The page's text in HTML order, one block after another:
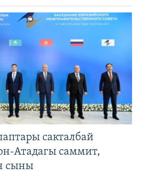
сакталбай
Атадагы саммит,
сыны